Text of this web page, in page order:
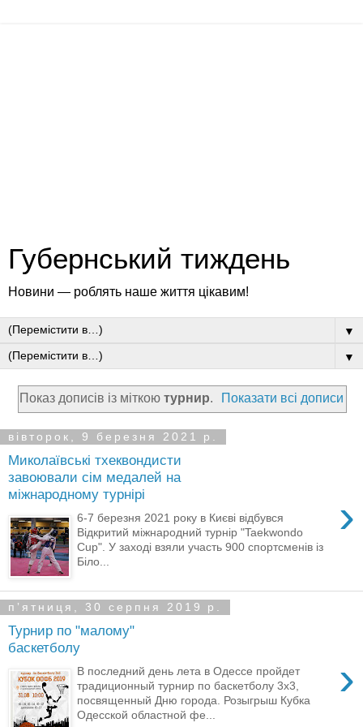
Губернський тиждень
Новини — роблять наше життя цікавим!
▼
▼
Показ дописів із міткою турнир. Показати всі дописи
вівторок, 9 березня 2021 р.
Миколаївські тхеквондисти
завоювали сім медалей на
міжнародному турнірі
›
6-7 березня 2021 року в Києві відбувся
Відкритий міжнародний турнір "Taekwondo
Cup". У заході взяли участь 900 спортсменів із
Біло...
пʼятниця, 30 серпня 2019 р.
Турнир по "малому"
баскетболу
›
В последний день лета в Одессе пройдет
традиционный турнир по баскетболу 3х3,
посвященный Дню города. Розыгрыш Кубка
Одесской областной фе...